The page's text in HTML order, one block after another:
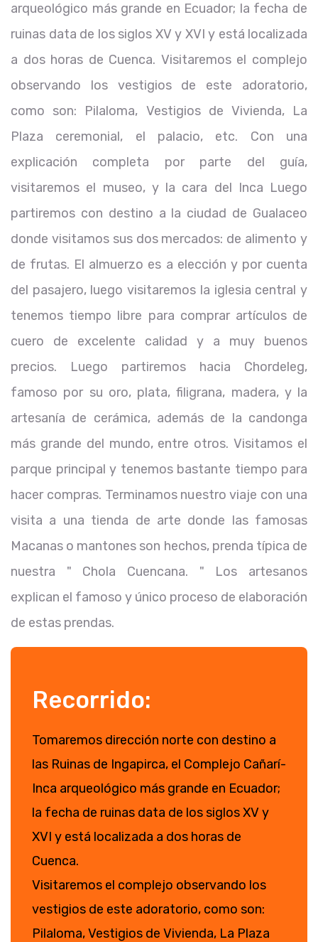
arqueológico más grande en Ecuador; la fecha de
ruinas data de los siglos XV y XVI y está localizada
a dos horas de Cuenca. Visitaremos el complejo
observando los vestigios de este adoratorio,
como son: Pilaloma, Vestigios de Vivienda, La
Plaza ceremonial, el palacio, etc. Con una
explicación completa por parte del guía,
visitaremos el museo, y la cara del Inca Luego
partiremos con destino a la ciudad de Gualaceo
donde visitamos sus dos mercados: de alimento y
de frutas. El almuerzo es a elección y por cuenta
del pasajero, luego visitaremos la iglesia central y
tenemos tiempo libre para comprar artículos de
cuero de excelente calidad y a muy buenos
precios. Luego partiremos hacia Chordeleg,
famoso por su oro, plata, filigrana, madera, y la
artesanía de cerámica, además de la candonga
más grande del mundo, entre otros. Visitamos el
parque principal y tenemos bastante tiempo para
hacer compras. Terminamos nuestro viaje con una
visita a una tienda de arte donde las famosas
Macanas o mantones son hechos, prenda típica de
nuestra " Chola Cuencana. " Los artesanos
explican el famoso y único proceso de elaboración
de estas prendas.
Recorrido:
Tomaremos dirección norte con destino a
las Ruinas de Ingapirca, el Complejo Cañarí-
Inca arqueológico más grande en Ecuador;
la fecha de ruinas data de los siglos XV y
XVI y está localizada a dos horas de
Cuenca.
Visitaremos el complejo observando los
vestigios de este adoratorio, como son:
Pilaloma, Vestigios de Vivienda, La Plaza